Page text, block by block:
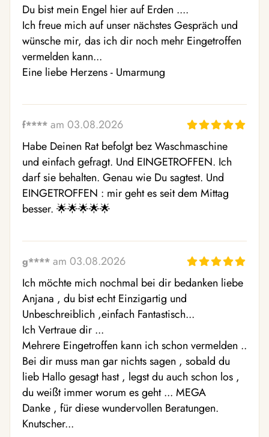
Du bist mein Engel hier auf Erden ....
Ich freue mich auf unser nächstes Gespräch und
wünsche mir, das ich dir noch mehr Eingetroffen
vermelden kann...
Eine liebe Herzens - Umarmung
f**** am 03.08.2026
Habe Deinen Rat befolgt bez Waschmaschine
und einfach gefragt. Und EINGETROFFEN. Ich
darf sie behalten. Genau wie Du sagtest. Und
EINGETROFFEN : mir geht es seit dem Mittag
besser. 🌟🌟🌟🌟🌟
g**** am 03.08.2026
Ich möchte mich nochmal bei dir bedanken liebe
Anjana , du bist echt Einzigartig und
Unbeschreiblich ,einfach Fantastisch...
Ich Vertraue dir ...
Mehrere Eingetroffen kann ich schon vermelden ..
Bei dir muss man gar nichts sagen , sobald du
lieb Hallo gesagt hast , legst du auch schon los ,
du weißt immer worum es geht ... MEGA
Danke , für diese wundervollen Beratungen.
Knutscher...